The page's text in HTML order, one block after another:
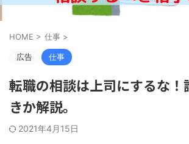
HOME > 仕事 >
広告 仕事
転職の相談は上司にするな！
きか解説。
2021年4月15日